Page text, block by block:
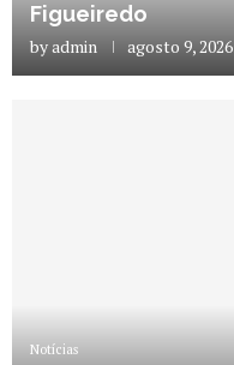
Figueiredo
byadmin agosto 9, 2026
Notícias